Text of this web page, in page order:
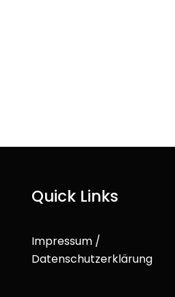
Quick Links
Impressum /
Datenschutzerklärung